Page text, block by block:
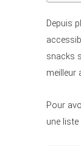
Depuis
snacks
meilleur
Pour
une liste